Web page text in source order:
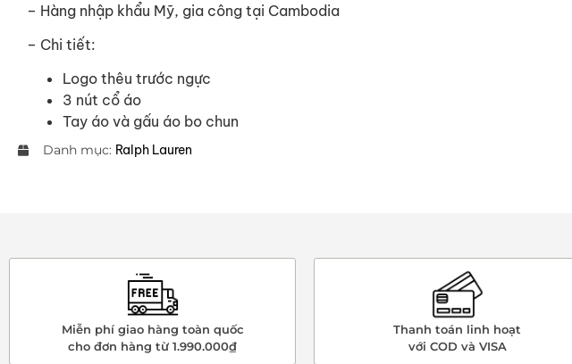
– Hàng nhập khẩu Mỹ, gia công tại Cambodia
– Chi tiết:
Logo thêu trước ngực
3 nút cổ áo
Tay áo và gấu áo bo chun
Danh mục: Ralph Lauren
Miễn phí giao hàng toàn quốc
cho đơn hàng từ 1.990.000₫
Thanh toán linh hoạt
với COD và VISA